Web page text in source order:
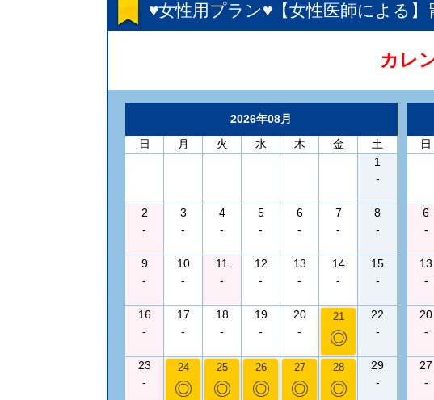
♥女性用プラン♥【女性医師による
カレ
2026年08月
日
月 火 水 木 金
土
1
-
2
-
3
-
4
-
5
-
6
-
7
-
8
-
9
-
10
-
11
-
12
-
13
-
14
-
15
-
16
-
17
-
18
-
19
-
20
-
21
◎
22
-
23
-
24
◎
25
◎
26
◎
27
◎
28
◎
29
-
日
6
-
13
-
20
-
27
-